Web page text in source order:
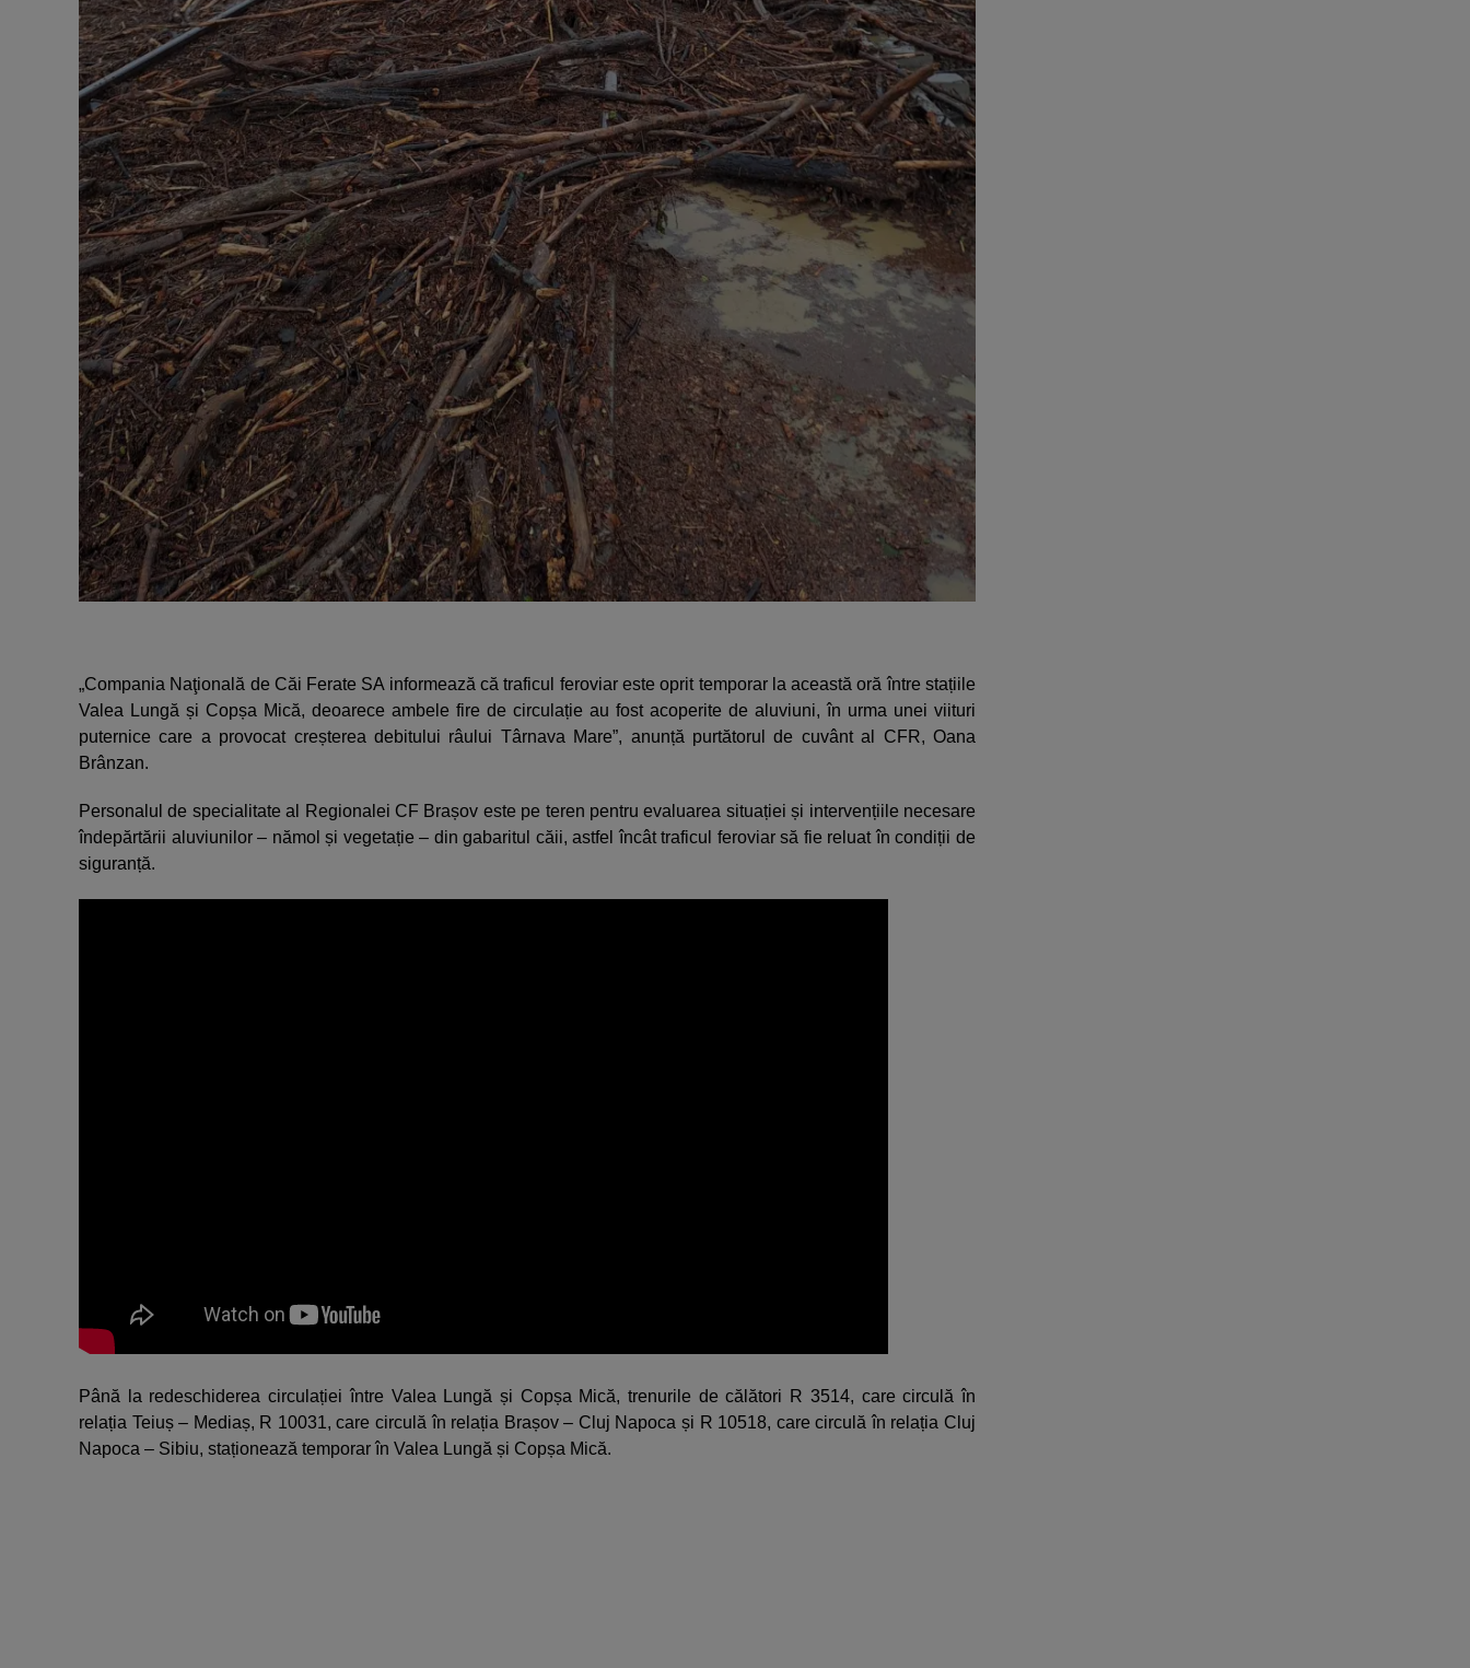
„Compania Naţională de Căi Ferate SA informează că traficul feroviar este oprit temporar la această oră între stațiile
Valea Lungă și Copșa Mică, deoarece ambele fire de circulație au fost acoperite de aluviuni, în urma unei viituri
puternice care a provocat creșterea debitului râului Târnava Mare”, anunță purtătorul de cuvânt al CFR, Oana
Brânzan.
Personalul de specialitate al Regionalei CF Brașov este pe teren pentru evaluarea situației și intervențiile necesare
îndepărtării aluviunilor – nămol și vegetație – din gabaritul căii, astfel încât traficul feroviar să fie reluat în condiții de
siguranță.
Până la redeschiderea circulației între Valea Lungă și Copșa Mică, trenurile de călători R 3514, care circulă în
relația Teiuș – Mediaș, R 10031, care circulă în relația Brașov – Cluj Napoca și R 10518, care circulă în relația Cluj
Napoca – Sibiu, staționează temporar în Valea Lungă și Copșa Mică.